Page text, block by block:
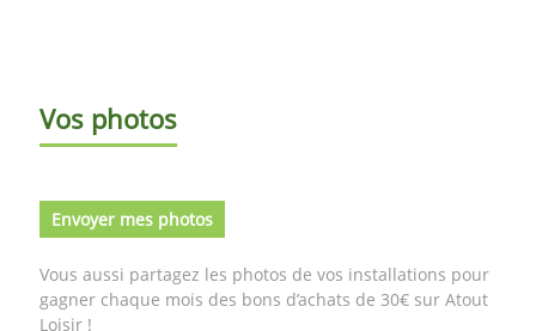
Vos photos
Envoyer mes photos
Vous aussi partagez les photos de vos installations pour
gagner chaque mois des bons d’achats de 30€ sur Atout
Loisir !